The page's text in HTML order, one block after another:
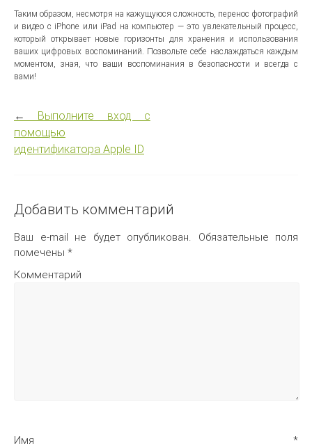
Таким образом, несмотря на кажущуюся сложность, перенос фотографий
и видео с iPhone или iPad на компьютер — это увлекательный процесс,
который открывает новые горизонты для хранения и использования
ваших цифровых воспоминаний. Позвольте себе наслаждаться каждым
моментом, зная, что ваши воспоминания в безопасности и всегда с
вами!
←
Выполните вход с
помощью
идентификатора Apple ID
Добавить комментарий
Ваш e-mail не будет опубликован. Обязательные поля
помечены *
Комментарий
Имя *